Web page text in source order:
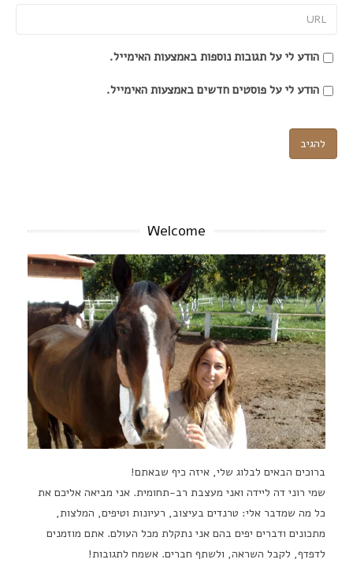
הודע לי על תגובות נוספות באמצעות האימייל.
הודע לי על פוסטים חדשים באמצעות האימייל.
Welcome
ברוכים הבאים לבלוג שלי, איזה כיף שבאתם!
שמי רוני דה ליידה ואני מעצבת רב-תחומית. אני מביאה אליכם את
כל מה שמדבר אלי: טרנדים בעיצוב, רעיונות וטיפים, המלצות,
מתכונים ודברים יפים בהם אני נתקלת מכל העולם. אתם מוזמנים
לדפדף, לקבל השראה, ולשתף חברים. אשמח לתגובות!